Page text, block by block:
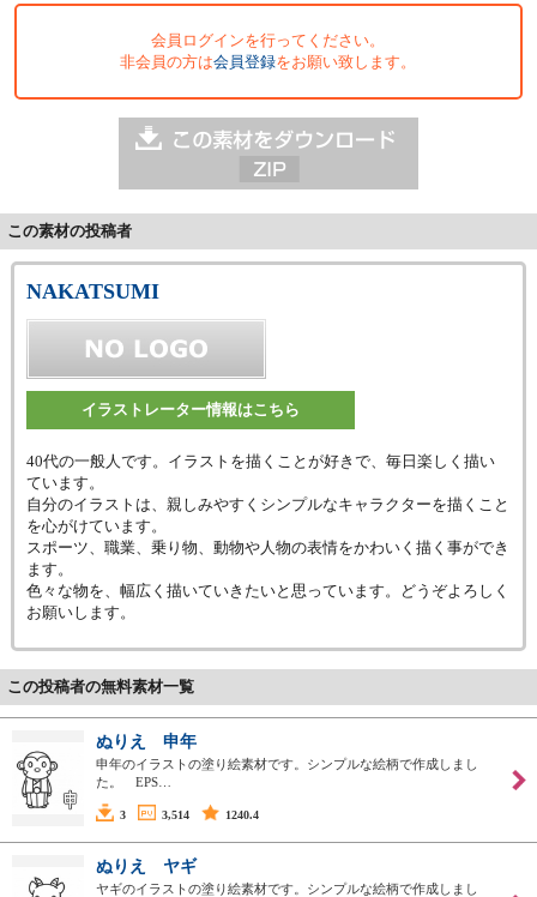
会員ログインを行ってください。
非会員の方は会員登録をお願い致します。
この素材の投稿者
NAKATSUMI
イラストレーター情報はこちら
40代の一般人です。イラストを描くことが好きで、毎日楽しく描い
ています。
自分のイラストは、親しみやすくシンプルなキャラクターを描くこと
を心がけています。
スポーツ、職業、乗り物、動物や人物の表情をかわいく描く事ができ
ます。
色々な物を、幅広く描いていきたいと思っています。どうぞよろしく
お願いします。
この投稿者の無料素材一覧
ぬりえ 申年
申年のイラストの塗り絵素材です。シンプルな絵柄で作成しまし
た。 EPS…
3 3,514 1240.4
ぬりえ ヤギ
ヤギのイラストの塗り絵素材です。シンプルな絵柄で作成しまし